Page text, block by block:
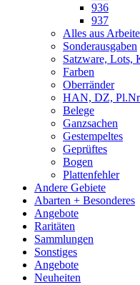
936
937
Alles aus
Sonderausgaben
Satzware, Lots,
Farben
Oberränder
HAN, DZ,
Belege
Ganzsachen
Gestempeltes
Geprüftes
Bogen
Plattenfehler
Andere Gebiete
Abarten + Besonderes
Angebote
Raritäten
Sammlungen
Sonstiges
Angebote
Neuheiten